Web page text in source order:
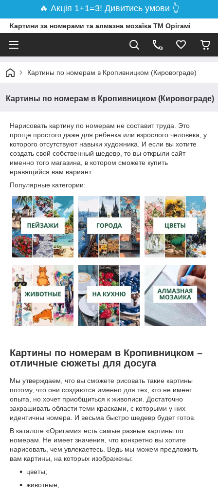
🔥 Акція 1+1=3! Дивитись умови 👆
Картини за номерами та алмазна мозаїка ТМ Орігамі
Картины по номерам в Кропивницком (Кировограде)
Картины по номерам в Кропивницком (Кировограде)
Нарисовать картину по номерам не составит труда. Это
проще простого даже для ребенка или взрослого человека, у
которого отсутствуют навыки художника. И если вы хотите
создать свой собственный шедевр, то вы открыли сайт
именно того магазина, в котором сможете купить
нравящийся вам вариант.
Популярные категории:
Картины по номерам в Кропивницком –
отличные сюжеты для досуга
Мы утверждаем, что вы сможете рисовать такие картины
потому, что они создаются именно для тех, кто не имеет
опыта, но хочет приобщиться к живописи. Достаточно
закрашивать области теми красками, с которыми у них
идентичны номера. И весьма быстро шедевр будет готов.
В каталоге «Оригами» есть самые разные картины по
номерам. Не имеет значения, что конкретно вы хотите
нарисовать, чем увлекаетесь. Ведь мы можем предложить
вам картины, на которых изображены:
цветы;
животные;